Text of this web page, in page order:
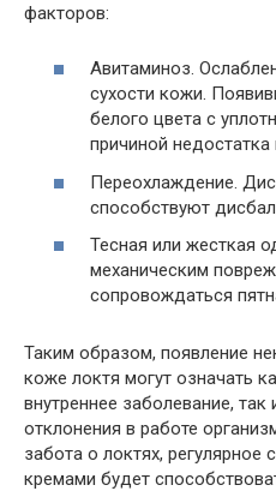
факторов:
Авитаминоз.
сухости кожи.
белого цвета с
причиной недостатка
Переохлаждение.
способствуют
Тесная или жесткая
механическим
сопровождаться
Таким образом, появление
коже локтя могут означать
внутреннее заболевание, так
отклонения в работе
забота о локтях, регулярное
кремами будет